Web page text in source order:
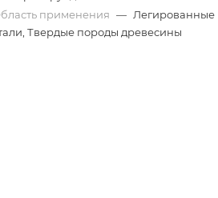
применения — Легированные
Твердые породы древесины